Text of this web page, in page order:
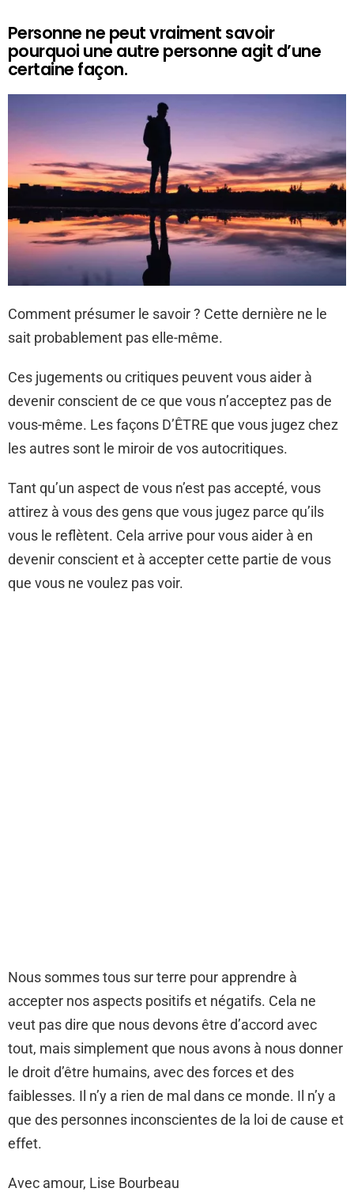
Personne ne peut vraiment savoir
pourquoi une autre personne agit d’une
certaine façon.
Comment présumer le savoir ? Cette dernière ne le
sait probablement pas elle-même.
Ces jugements ou critiques peuvent vous aider à
devenir conscient de ce que vous n’acceptez pas de
vous-même. Les façons D’ÊTRE que vous jugez chez
les autres sont le miroir de vos autocritiques.
Tant qu’un aspect de vous n’est pas accepté, vous
attirez à vous des gens que vous jugez parce qu’ils
vous le reflètent. Cela arrive pour vous aider à en
devenir conscient et à accepter cette partie de vous
que vous ne voulez pas voir.
Nous sommes tous sur terre pour apprendre à
accepter nos aspects positifs et négatifs. Cela ne
veut pas dire que nous devons être d’accord avec
tout, mais simplement que nous avons à nous donner
le droit d’être humains, avec des forces et des
faiblesses. Il n’y a rien de mal dans ce monde. Il n’y a
que des personnes inconscientes de la loi de cause et
effet.
Avec amour, Lise Bourbeau